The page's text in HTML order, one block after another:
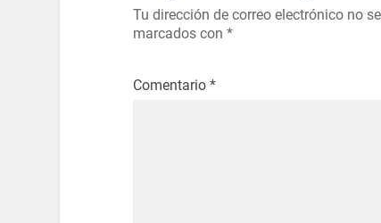
Tu dirección de correo electrónico no
marcados con *
Comentario *